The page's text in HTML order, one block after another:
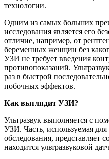
технологии.
Одним из самых больших
исследования является его
отличие, например, от
беременных женщин без
УЗИ не требует введения
противопоказаний.
раз в быстрой
побочных эффектов.
Как выглядит УЗИ?
Ультразвук выполняется с
УЗИ. Часть, используемая для
обследования, представляет
находится ультразвуковой